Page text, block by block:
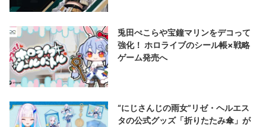
兎田ぺこらや宝鐘マリンをデコって
強化！ ホロライブのシール帳×戦略
ゲーム発売へ
“にじさんじの雨女”リゼ・ヘルエス
タの公式グッズ「折りたたみ傘」が